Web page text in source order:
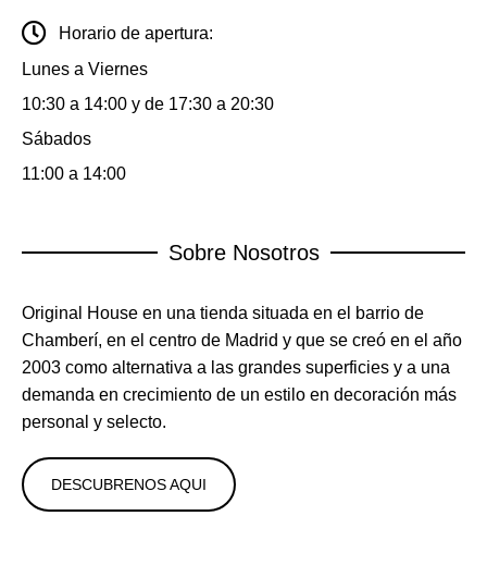
Horario de apertura:
Lunes a Viernes
10:30 a 14:00 y de 17:30 a 20:30
Sábados
11:00 a 14:00
Sobre Nosotros
Original House en una tienda situada en el barrio de
Chamberí, en el centro de Madrid y que se creó en el año
2003 como alternativa a las grandes superficies y a una
demanda en crecimiento de un estilo en decoración más
personal y selecto.
DESCUBRENOS AQUI